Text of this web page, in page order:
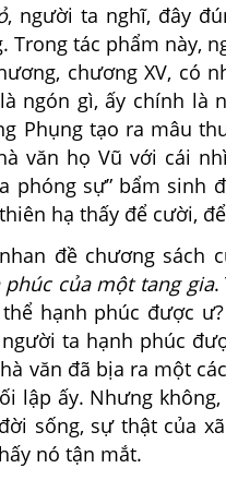
, người ta nghĩ, đây
Trong tác phẩm này,
chương XV, có
ngón gì, ấy chính là
Phụng tạo ra mâu
văn họ Vũ với cái
phóng sự” bẩm sinh
hạ thấy để cười,
đề chương sách
phúc của một tang gia.
hạnh phúc được
ta hạnh phúc
văn đã bịa ra một
lập ấy. Nhưng
sống, sự thật của
nó tận mắt.